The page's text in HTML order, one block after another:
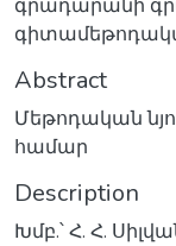
գրադարանի
Abstract
Մեթոդական
համար
Description
Խմբ.՝ Հ. Հ.